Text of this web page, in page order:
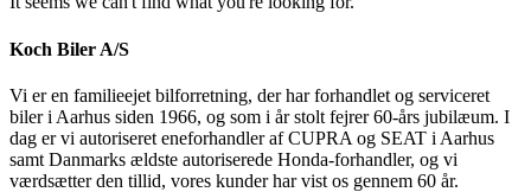
Koch Biler A/S
Vi er en familieejet bilforretning, der har forhandlet og serviceret
biler i Aarhus siden 1966, og som i år stolt fejrer 60-års jubilæum. I
dag er vi autoriseret eneforhandler af CUPRA og SEAT i Aarhus
samt Danmarks ældste autoriserede Honda-forhandler, og vi
værdsætter den tillid, vores kunder har vist os gennem 60 år.